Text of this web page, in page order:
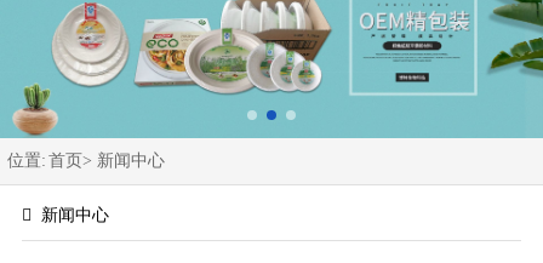
位置: 首页> 新闻中心
新闻中心